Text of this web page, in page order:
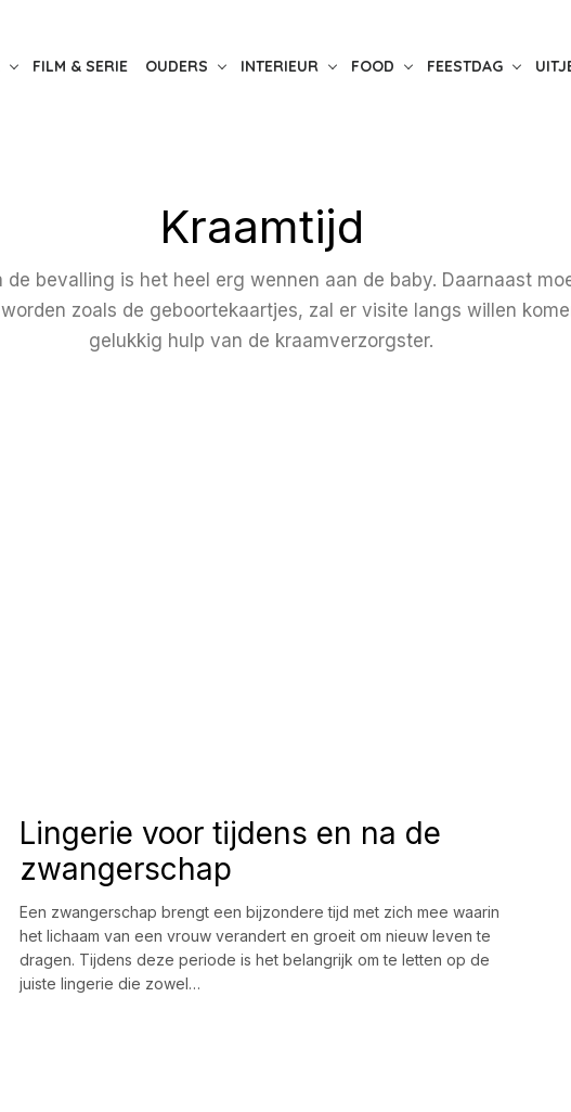
FILM & SERIE OUDERS INTERIEUR FOOD FEESTDAG
Kraamtijd
de bevalling is het heel erg wennen aan de baby. Daarnaast
zoals de geboortekaartjes, zal er visite langs willen
gelukkig hulp van de kraamverzorgster.
Lingerie voor tijdens en na de
zwangerschap
Een zwangerschap brengt een bijzondere tijd met zich mee waarin
het lichaam van een vrouw verandert en groeit om nieuw leven te
dragen. Tijdens deze periode is het belangrijk om te letten op de
juiste lingerie die zowel…